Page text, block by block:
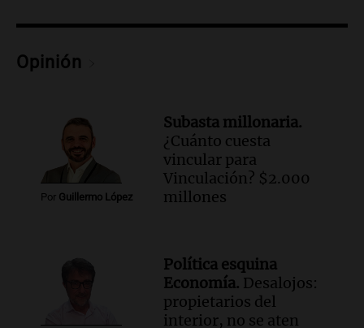
Audio.
Panorama Federal
Episodios
Audio.
Tormentas y filtraciones: "El
agua entra por donde menos
imaginamos"
Nahuel Pennisi y la huella de
Mercedes Sosa: "La emoción es el filtro
máximo".
Una Mañana para todos Rosario
Opinión
Por Guillermo López
Subasta millonaria.
¿Cuánto cuesta
vincular para
Vinculación? $2.000
millones
Política esquina
Economía. Desalojos:
propietarios del
interior, no se aten